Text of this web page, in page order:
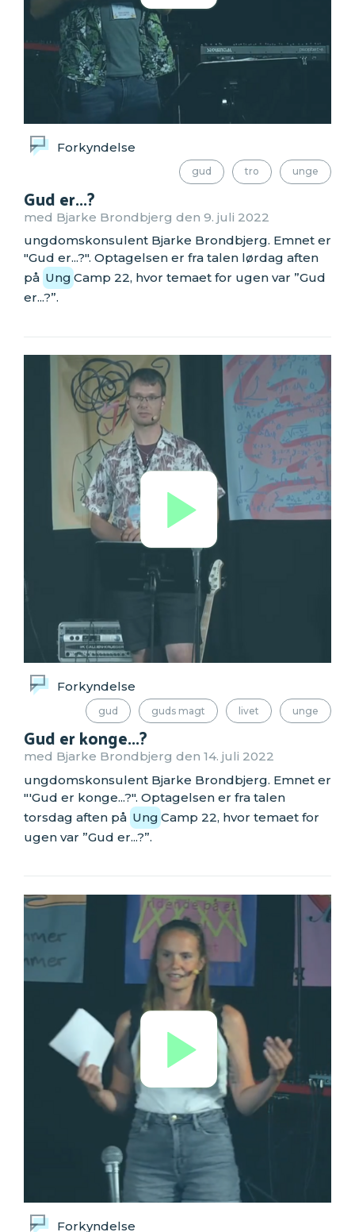
Forkyndelse
gud tro unge
Gud er...?
med Bjarke Brondbjerg den 9. juli 2022
ungdomskonsulent Bjarke Brondbjerg. Emnet er
"Gud er...?". Optagelsen er fra talen lørdag aften
på Ung Camp 22, hvor temaet for ugen var ”Gud
er...?”.
Forkyndelse
gud guds magt livet unge
Gud er konge...?
med Bjarke Brondbjerg den 14. juli 2022
ungdomskonsulent Bjarke Brondbjerg. Emnet er
"'Gud er konge...?". Optagelsen er fra talen
torsdag aften på Ung Camp 22, hvor temaet for
ugen var ”Gud er...?”.
Forkyndelse